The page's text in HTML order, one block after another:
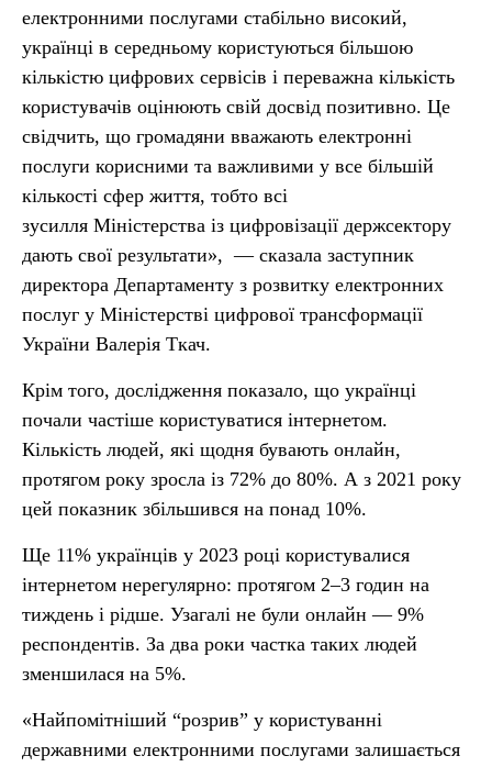
електронними послугами стабільно високий,
українці в середньому користуються більшою
кількістю цифрових сервісів і переважна кількість
користувачів оцінюють свій досвід позитивно. Це
свідчить, що громадяни вважають електронні
послуги корисними та важливими у все більшій
кількості сфер життя, тобто всі
зусилля Міністерства із цифровізації держсектору
дають свої результати», — сказала заступник
директора Департаменту з розвитку електронних
послуг у Міністерстві цифрової трансформації
України Валерія Ткач.
Крім того, дослідження показало, що українці
почали частіше користуватися інтернетом.
Кількість людей, які щодня бувають онлайн,
протягом року зросла із 72% до 80%. А з 2021 року
цей показник збільшився на понад 10%.
Ще 11% українців у 2023 році користувалися
інтернетом нерегулярно: протягом 2–3 годин на
тиждень і рідше. Узагалі не були онлайн — 9%
респондентів. За два роки частка таких людей
зменшилася на 5%.
«Найпомітніший “розрив” у користуванні
державними електронними послугами залишається